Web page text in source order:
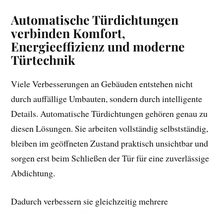
Automatische Türdichtungen
verbinden Komfort,
Energieeffizienz und moderne
Türtechnik
Viele Verbesserungen an Gebäuden entstehen nicht
durch auffällige Umbauten, sondern durch intelligente
Details. Automatische Türdichtungen gehören genau zu
diesen Lösungen. Sie arbeiten vollständig selbstständig,
bleiben im geöffneten Zustand praktisch unsichtbar und
sorgen erst beim Schließen der Tür für eine zuverlässige
Abdichtung.
Dadurch verbessern sie gleichzeitig mehrere